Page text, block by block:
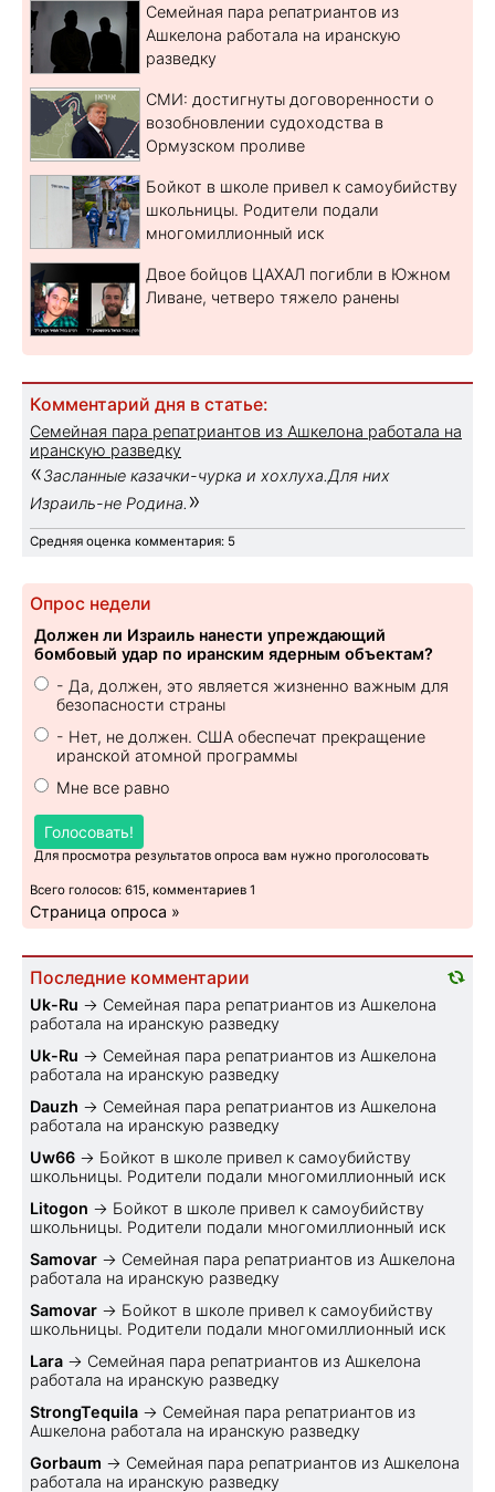
Семейная пара репатриантов из
Ашкелона работала на иранскую
разведку
СМИ: достигнуты договоренности о
возобновлении судоходства в
Ормузском проливе
Бойкот в школе привел к самоубийству
школьницы. Родители подали
многомиллионный иск
Двое бойцов ЦАХАЛ погибли в Южном
Ливане, четверо тяжело ранены
Комментарий дня в статье:
Семейная пара репатриантов из Ашкелона работала на
иранскую разведку
«Засланные казачки-чурка и хохлуха.Для них
Израиль-не Родина. »
Средняя оценка комментария: 5
Опрос недели
Должен ли Израиль нанести упреждающий
бомбовый удар по иранским ядерным объектам?
- Да, должен, это является жизненно важным для
безопасности страны
- Нет, не должен. США обеспечат прекращение
иранской атомной программы
Мне все равно
Голосовать!
Для просмотра результатов опроса вам нужно проголосовать
Всего голосов: 615, комментариев 1
Страница опроса »
Последние комментарии
Uk-Ru → Семейная пара репатриантов из Ашкелона
работала на иранскую разведку
Uk-Ru → Семейная пара репатриантов из Ашкелона
работала на иранскую разведку
Dauzh → Семейная пара репатриантов из Ашкелона
работала на иранскую разведку
Uw66 → Бойкот в школе привел к самоубийству
школьницы. Родители подали многомиллионный иск
Litogon → Бойкот в школе привел к самоубийству
школьницы. Родители подали многомиллионный иск
Samovar → Семейная пара репатриантов из Ашкелона
работала на иранскую разведку
Samovar → Бойкот в школе привел к самоубийству
школьницы. Родители подали многомиллионный иск
Lara → Семейная пара репатриантов из Ашкелона
работала на иранскую разведку
StrongTequila → Семейная пара репатриантов из
Ашкелона работала на иранскую разведку
Gorbaum → Семейная пара репатриантов из Ашкелона
работала на иранскую разведку